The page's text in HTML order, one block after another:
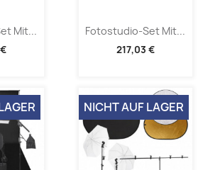
Mit... Fotostudio-Set Mit...
217,03 €
NICHT AUF LAGER